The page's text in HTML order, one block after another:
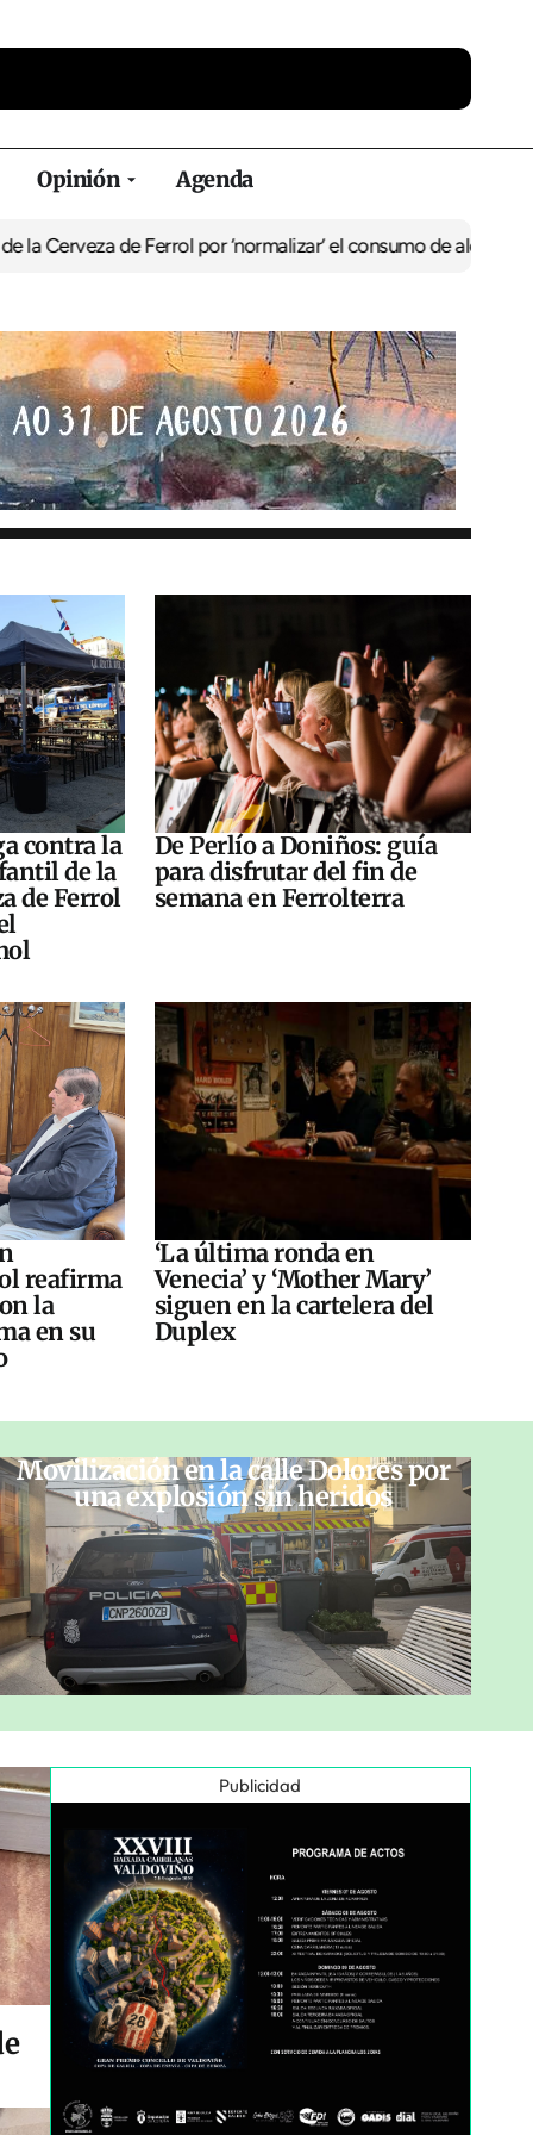
Opinión Agenda
Ferrol por ‘normalizar’ el consumo de alcoholDe Perlío a
contra la
de la
de Ferrol
De Perlío a Doniños: guía
para disfrutar del fin de
semana en Ferrolterra
reafirma
la
en su
‘La última ronda en
Venecia’ y ‘Mother Mary’
siguen en la cartelera del
Duplex
Movilización en la calle Dolores por
una explosión sin heridos
Publicidad